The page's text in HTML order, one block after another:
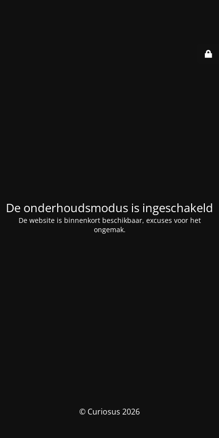
De onderhoudsmodus is ingeschakeld
De website is binnenkort beschikbaar, excuses voor het
ongemak.
© Curiosus 2026